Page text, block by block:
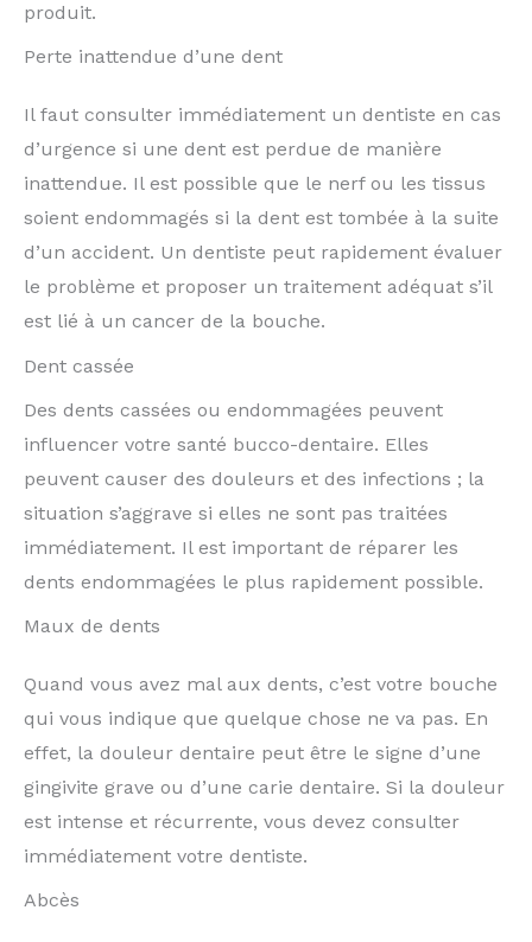
produit.
Perte inattendue d’une dent
Il faut consulter immédiatement un dentiste en cas
d’urgence si une dent est perdue de manière
inattendue. Il est possible que le nerf ou les tissus
soient endommagés si la dent est tombée à la suite
d’un accident. Un dentiste peut rapidement évaluer
le problème et proposer un traitement adéquat s’il
est lié à un cancer de la bouche.
Dent cassée
Des dents cassées ou endommagées peuvent
influencer votre santé bucco-dentaire. Elles
peuvent causer des douleurs et des infections ; la
situation s’aggrave si elles ne sont pas traitées
immédiatement. Il est important de réparer les
dents endommagées le plus rapidement possible.
Maux de dents
Quand vous avez mal aux dents, c’est votre bouche
qui vous indique que quelque chose ne va pas. En
effet, la douleur dentaire peut être le signe d’une
gingivite grave ou d’une carie dentaire. Si la douleur
est intense et récurrente, vous devez consulter
immédiatement votre dentiste.
Abcès